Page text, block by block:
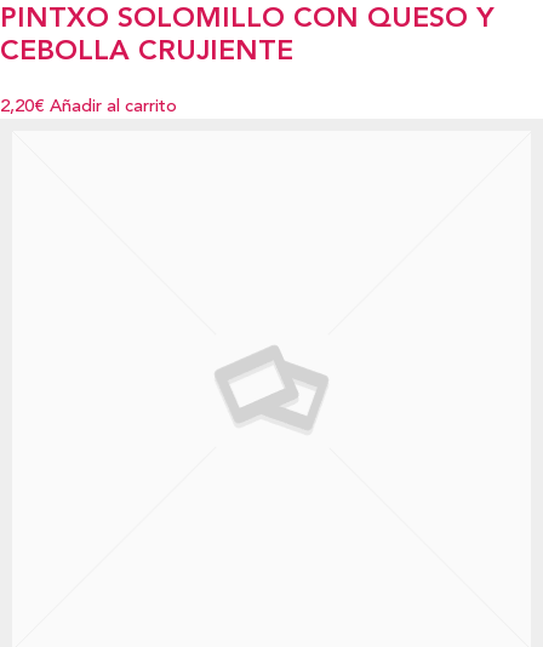
PINTXO SOLOMILLO CON QUESO Y
CEBOLLA CRUJIENTE
2,20€ Añadir al carrito